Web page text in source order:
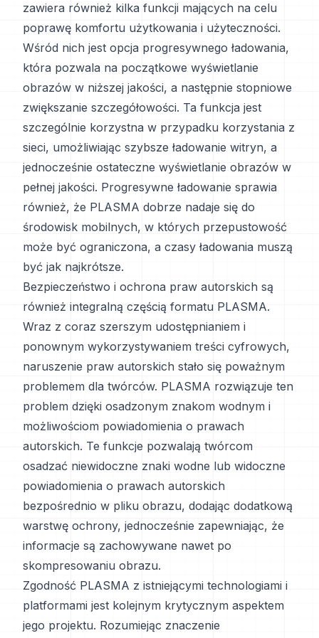
zawiera również kilka funkcji mających na celu
poprawę komfortu użytkowania i użyteczności.
Wśród nich jest opcja progresywnego ładowania,
która pozwala na początkowe wyświetlanie
obrazów w niższej jakości, a następnie stopniowe
zwiększanie szczegółowości. Ta funkcja jest
szczególnie korzystna w przypadku korzystania z
sieci, umożliwiając szybsze ładowanie witryn, a
jednocześnie ostateczne wyświetlanie obrazów w
pełnej jakości. Progresywne ładowanie sprawia
również, że PLASMA dobrze nadaje się do
środowisk mobilnych, w których przepustowość
może być ograniczona, a czasy ładowania muszą
być jak najkrótsze.
Bezpieczeństwo i ochrona praw autorskich są
również integralną częścią formatu PLASMA.
Wraz z coraz szerszym udostępnianiem i
ponownym wykorzystywaniem treści cyfrowych,
naruszenie praw autorskich stało się poważnym
problemem dla twórców. PLASMA rozwiązuje ten
problem dzięki osadzonym znakom wodnym i
możliwościom powiadomienia o prawach
autorskich. Te funkcje pozwalają twórcom
osadzać niewidoczne znaki wodne lub widoczne
powiadomienia o prawach autorskich
bezpośrednio w pliku obrazu, dodając dodatkową
warstwę ochrony, jednocześnie zapewniając, że
informacje są zachowywane nawet po
skompresowaniu obrazu.
Zgodność PLASMA z istniejącymi technologiami i
platformami jest kolejnym krytycznym aspektem
jego projektu. Rozumiejąc znaczenie